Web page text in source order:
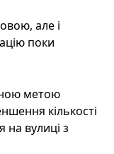
але і
поки
метою
кількості
вулиці з